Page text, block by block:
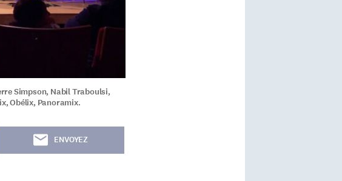
Simpson, Nabil Traboulsi,
Obélix, Panoramix.
ENVOYEZ